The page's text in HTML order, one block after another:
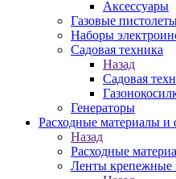
Аксессуары
Газовые
Наборы
Садовая техника
Назад
Садовая
Генераторы
Расходные материалы и
Назад
Расходные
Ленты крепежные